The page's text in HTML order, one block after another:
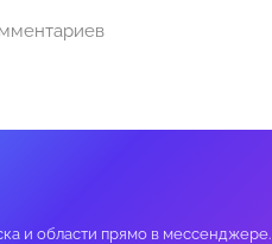
и области прямо в мессенджере.